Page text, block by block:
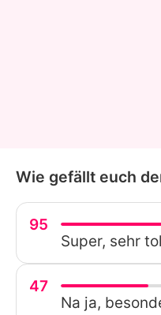
Wie gefällt euch
95
Super, sehr
47
Na ja,